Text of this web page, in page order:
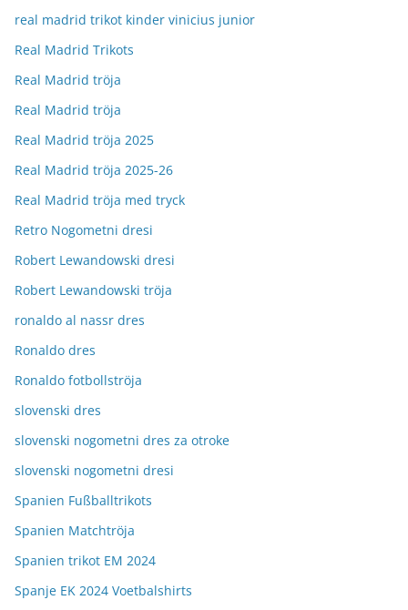
real madrid trikot kinder vinicius junior
Real Madrid Trikots
Real Madrid tröja
Real Madrid tröja
Real Madrid tröja 2025
Real Madrid tröja 2025-26
Real Madrid tröja med tryck
Retro Nogometni dresi
Robert Lewandowski dresi
Robert Lewandowski tröja
ronaldo al nassr dres
Ronaldo dres
Ronaldo fotbollströja
slovenski dres
slovenski nogometni dres za otroke
slovenski nogometni dresi
Spanien Fußballtrikots
Spanien Matchtröja
Spanien trikot EM 2024
Spanje EK 2024 Voetbalshirts